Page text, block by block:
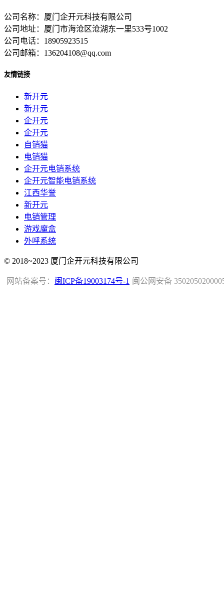
公司名称：厦门企开元科技有限公司
公司地址：厦门市海沧区沧湖东一里533号1002
公司电话：18905923515
公司邮箱：136204108@qq.com
友情链接
新开元
新开元
企开元
企开元
自销猫
电销猫
企开元电销系统
企开元智能电销系统
江西华誉
新开元
电销管理
游戏魔盒
外呼系统
© 2018~2023 厦门企开元科技有限公司
闽公网安备
网站备案号： 闽ICP备19003174号-1